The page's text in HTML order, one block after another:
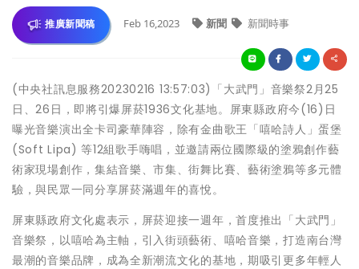
推廣新聞稿 Feb 16,2023 新聞 新聞時事
(中央社訊息服務20230216 13:57:03)「大武門」音樂祭2月25
日、26日，即將引爆屏菸1936文化基地。屏東縣政府今(16)日
曝光音樂演出全卡司豪華陣容，除有金曲歌王「嘻哈詩人」蛋堡
(Soft Lipa) 等12組歌手嗨唱，並邀請兩位國際級的塗鴉創作藝
術家現場創作，集結音樂、市集、街舞比賽、藝術塗鴉等多元體
驗，與民眾一同分享屏菸滿週年的喜悅。
屏東縣政府文化處表示，屏菸迎接一週年，首度推出「大武門」
音樂祭，以嘻哈為主軸，引入街頭藝術、嘻哈音樂，打造南台灣
最潮的音樂品牌，成為全新潮流文化的基地，期吸引更多年輕人